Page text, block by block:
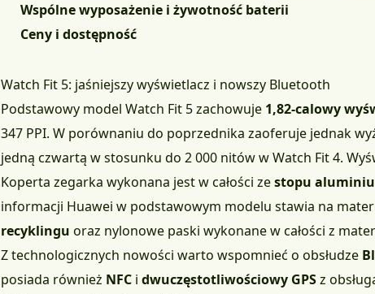
Wspólne wyposażenie i żywotność baterii
Ceny i dostępność
Watch Fit 5: jaśniejszy wyświetlacz i nowszy Bluetooth
Podstawowy model Watch Fit 5 zachowuje 1,82-calowy
347 PPI. W porównaniu do poprzednika zaoferuje jednak
jedną czwartą w stosunku do 2 000 nitów w Watch Fit 4.
Koperta zegarka wykonana jest w całości zestopu
informacji Huawei w podstawowym modelu stawia na
recyklingu oraz nylonowe paski wykonane w całości z
Z technologicznych nowości warto wspomnieć o obsłudze
posiada również NFC i dwuczęstotliwościowy GPSz